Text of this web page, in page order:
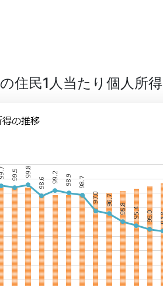
の住民1人当たり個人所得